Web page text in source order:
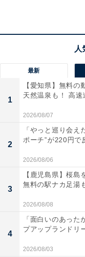
ポケモンとのコラ
6日の投稿では人気
ラボレーションア
ント。涼しさのあ
なる人は、ぜひチェ
7/8(水)15:00～し
て「サッカー日
詳細は
この機会をお見
— ファッ
最新
1
【愛知県】無料
天然温泉も！ 高速
2026/08/07
2
「やっと巡り会え
ポーチ”が220円で
2026/08/06
3
【鹿児島県】桜島
無料の駅ナカ足湯
2026/08/08
4
「面白いのあった
プアップランドリ
2026/08/03